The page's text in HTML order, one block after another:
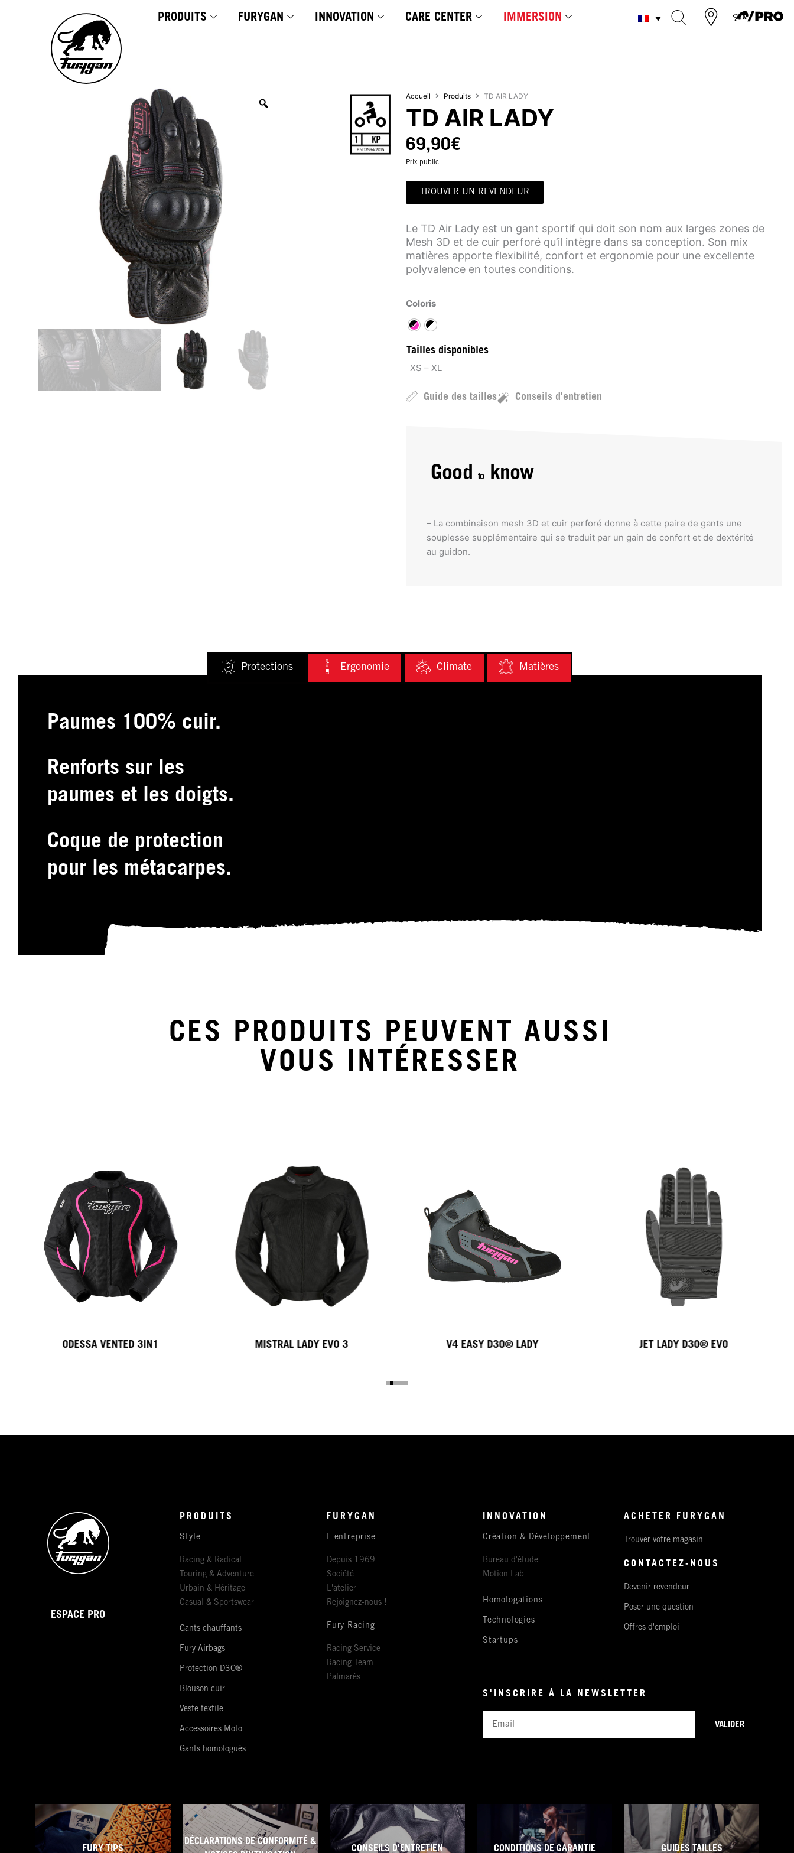
PRODUITS FURYGAN INNOVATION CARE CENTER IMMERSION
Accueil Produits TD AIR LADY
TD AIR LADY
69,90€
Prix public
TROUVER UN REVENDEUR
Le TD Air Lady est un gant sportif qui doit son nom aux larges zones de
Mesh 3D et de cuir perforé qu’il intègre dans sa conception. Son mix
matières apporte flexibilité, confort et ergonomie pour une excellente
polyvalence en toutes conditions.
Coloris
Tailles disponibles
XS – XL
Guide des tailles Conseils d'entretien
Good toknow
– La combinaison mesh 3D et cuir perforé donne à cette paire de gants une
souplesse supplémentaire qui se traduit par un gain de confort et de dextérité
au guidon.
Protections Ergonomie Climate Matières
Paumes 100% cuir.
Renforts sur les
paumes et les doigts.
Coque de protection
pour les métacarpes.
CES PRODUITS PEUVENT AUSSI
VOUS INTÉRESSER
ODESSA VENTED 3IN1 MISTRAL LADY EVO 3 V4 EASY D3O® LADY JET LADY D3O® EVO
ESPACE PRO
PRODUITS
Style
Racing & Radical
Touring & Adventure
Urbain & Héritage
Casual & Sportswear
Gants chauffants
Fury Airbags
Protection D3O®
Blouson cuir
Veste textile
Accessoires Moto
Gants homologués
FURYGAN
L'entreprise
Depuis 1969
Société
L'atelier
Rejoignez-nous !
Fury Racing
Racing Service
Racing Team
Palmarès
INNOVATION
Création & Développement
Bureau d'étude
Motion Lab
Homologations
Technologies
Startups
ACHETER FURYGAN
Trouver votre magasin
CONTACTEZ-NOUS
Devenir revendeur
Poser une question
Offres d'emploi
S'INSCRIRE À LA NEWSLETTER
VALIDER
FURY TIPS
DÉCLARATIONS DE CONFORMITÉ &
CONSEILS D'ENTRETIEN CONDITIONS DE GARANTIE GUIDES TAILLES